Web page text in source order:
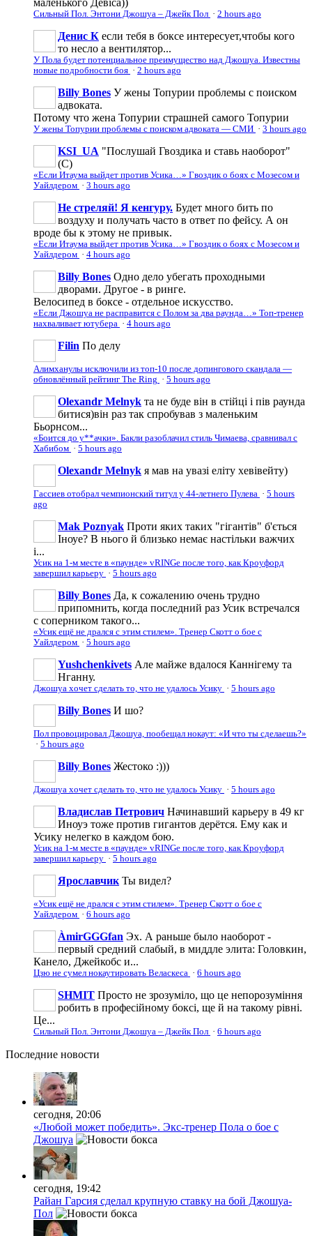
Сильный Пол. Энтони Джошуа – Джейк Пол · 2 hours ago
Денис К если тебя в боксе интересует,чтобы кого
то несло а вентилятор...
У Пола будет потенциальное преимущество над Джошуа. Известны
новые подробности боя · 2 hours ago
Billy Bones У жены Топурии проблемы с поиском
адвоката.
Потому что жена Топурии страшней самого Топурии
У жены Топурии проблемы с поиском адвоката — СМИ · 3 hours ago
KSI_UA "Послушай Гвоздика и ставь наоборот"
(С)
«Если Итаума выйдет против Усика…» Гвоздик о боях с Мозесом и
Уайлдером · 3 hours ago
Не стреляй! Я кенгуру. Будет много бить по
воздуху и получать часто в ответ по фейсу. А он
вроде бы к этому не привык.
«Если Итаума выйдет против Усика…» Гвоздик о боях с Мозесом и
Уайлдером · 4 hours ago
Billy Bones Одно дело убегать проходными
дворами. Другое - в ринге.
Велосипед в боксе - отдельное искусство.
«Если Джошуа не расправится с Полом за два раунда…» Топ-тренер
нахваливает ютубера · 4 hours ago
Filin По делу
Алимханулы исключили из топ-10 после допингового скандала —
обновлённый рейтинг The Ring · 5 hours ago
Olexandr Melnyk та не буде він в стійці і пів раунда
битися)він раз так спробував з маленьким
Бьорнсом...
«Боится до у**ачки». Бакли разоблачил стиль Чимаева, сравнивал с
Хабибом · 5 hours ago
Olexandr Melnyk я мав на увазі еліту хевівейту)
Гассиев отобрал чемпионский титул у 44-летнего Пулева · 5 hours
ago
Mak Poznyak Проти яких таких "гігантів" б'ється
Іноуе? В нього й близько немає настільки важчих
і...
Усик на 1-м месте в «паунде» vRINGe после того, как Кроуфорд
завершил карьеру · 5 hours ago
Billy Bones Да, к сожалению очень трудно
припомнить, когда последний раз Усик встречался
с соперником такого...
«Усик ещё не дрался с этим стилем». Тренер Скотт о бое с
Уайлдером · 5 hours ago
Yushchenkivets Але майже вдалося Каннігему та
Нганну.
Джошуа хочет сделать то, что не удалось Усику · 5 hours ago
Billy Bones И шо?
Пол провоцировал Джошуа, пообещал нокаут: «И что ты сделаешь?»
· 5 hours ago
Billy Bones Жестоко :)))
Джошуа хочет сделать то, что не удалось Усику · 5 hours ago
Владислав Петрович Начинавший карьеру в 49 кг
Иноуэ тоже против гигантов дерётся. Ему как и
Усику нелегко в каждом бою.
Усик на 1-м месте в «паунде» vRINGe после того, как Кроуфорд
завершил карьеру · 5 hours ago
Ярославчик Ты видел?
«Усик ещё не дрался с этим стилем». Тренер Скотт о бое с
Уайлдером · 6 hours ago
ÀmirGGGfan Эх. А раньше было наоборот -
первый средний слабый, в миддле элита: Головкин,
Канело, Джейкобс и...
Цзю не сумел нокаутировать Веласкеса · 6 hours ago
SHMIT Просто не зрозуміло, що це непорозуміння
робить в професійному боксі, ще й на такому рівні.
Це...
Сильный Пол. Энтони Джошуа – Джейк Пол · 6 hours ago
Последние новости
сегодня, 20:06
«Любой может победить». Экс-тренер Пола о бое с
Джошуа
сегодня, 19:42
Райан Гарсия сделал крупную ставку на бой Джошуа-
Пол